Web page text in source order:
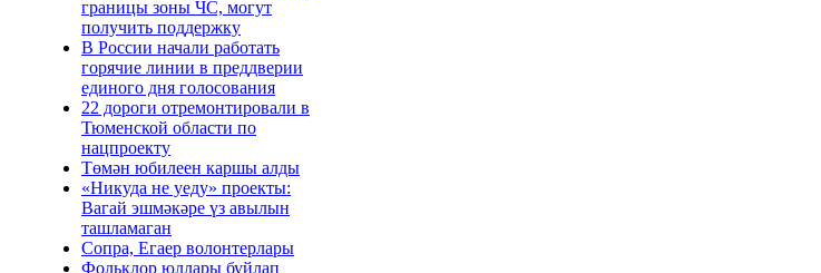
границы зоны ЧС, могут
получить поддержку
В России начали работать
горячие линии в преддверии
единого дня голосования
22 дороги отремонтировали в
Тюменской области по
нацпроекту
Төмән юбилеен каршы алды
«Никуда не уеду» проекты:
Вагай эшмәкәре үз авылын
ташламаган
Сопра, Егаер волонтерлары
Фольклор юллары буйлап